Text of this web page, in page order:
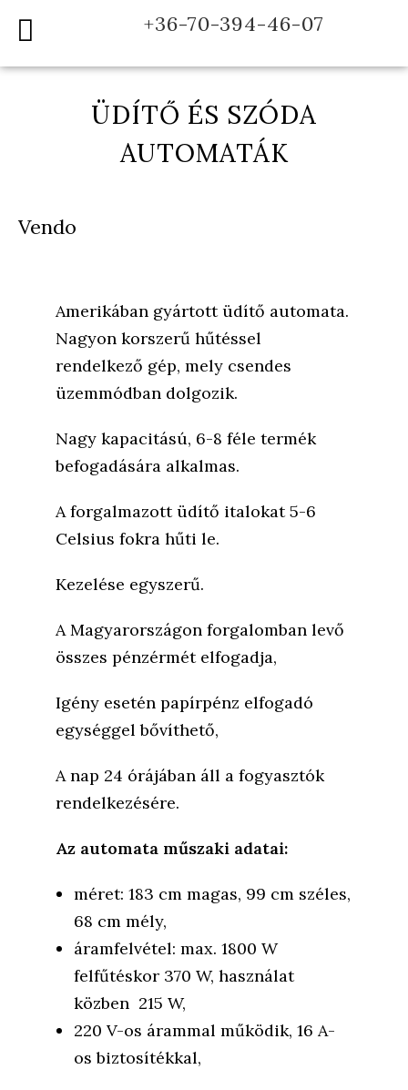
+36-70-394-46-07
ÜDÍTŐ ÉS SZÓDA
AUTOMATÁK
Vendo
Amerikában gyártott üdítő automata.
Nagyon korszerű hűtéssel
rendelkező gép, mely csendes
üzemmódban dolgozik.
Nagy kapacitású, 6-8 féle termék
befogadására alkalmas.
A forgalmazott üdítő italokat 5-6
Celsius fokra hűti le.
Kezelése egyszerű.
A Magyarországon forgalomban levő
összes pénzérmét elfogadja,
Igény esetén papírpénz elfogadó
egységgel bővíthető,
A nap 24 órájában áll a fogyasztók
rendelkezésére.
Az automata műszaki adatai:
méret: 183 cm magas, 99 cm széles,
68 cm mély,
áramfelvétel: max. 1800 W
felfűtéskor 370 W, használat
közben 215 W,
220 V-os árammal működik, 16 A-
os biztosítékkal,